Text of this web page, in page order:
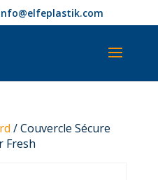
/ Couvercle Sécure
Fresh